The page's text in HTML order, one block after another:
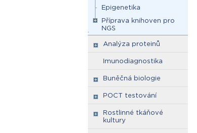
Epigenetika
Příprava knihoven pro
NGS
Analýza proteinů
Imunodiagnostika
Buněčná biologie
POCT testování
Rostlinné tkáňové
kultury